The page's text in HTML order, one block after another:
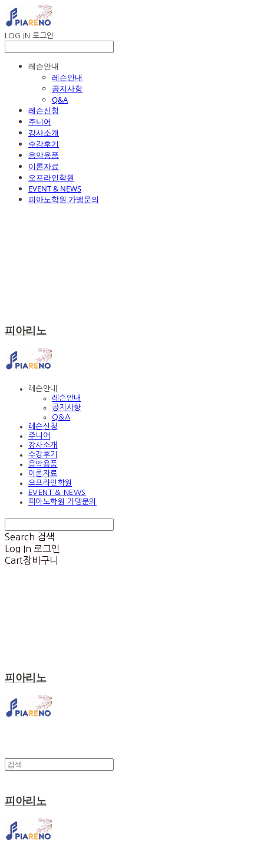
LOG IN 로그인
레슨안내
레슨안내
공지사항
Q&A
레슨신청
주니어
강사소개
수강후기
음악용품
이론자료
오프라인학원
EVENT & NEWS
피아노학원 가맹문의
피아리노
레슨안내
레슨안내
공지사항
Q&A
레슨신청
주니어
강사소개
수강후기
음악용품
이론자료
오프라인학원
EVENT & NEWS
피아노학원 가맹문의
Search 검색
Log In 로그인
Cart장바구니
피아리노
피아리노